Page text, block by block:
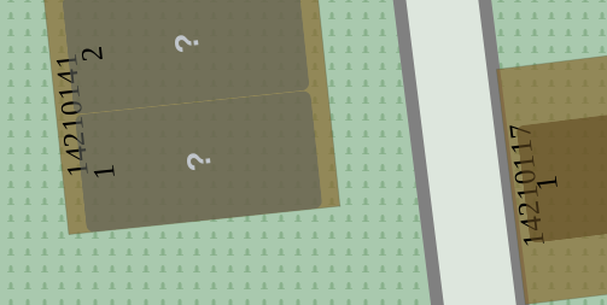
14210117
14210141
1
1
2